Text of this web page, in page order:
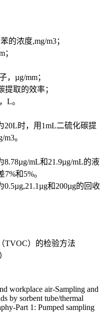
浓度,mg/m3；
µg/mm；
取的效率；
L。
时，用1mL二硫化碳提
。
mL和21.9µg/mL的液
和5%。
和200µg的回收
）的检验方法
workplace air-Sampling and
by sorbent tube/thermal
Part 1: Pumped sampling